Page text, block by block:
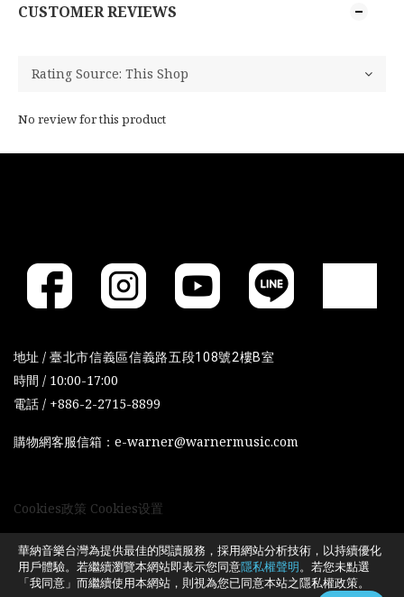
CUSTOMER REVIEWS
No review for this product
地址 / 臺北市信義區信義路五段108號2樓B室
時間 / 10:00-17:00
電話 / +886-2-2715-8899
購物網客服信箱：e-warner@warnermusic.com
Cookies政策 Cookies设置
華納音樂台灣為提供最佳的閱讀服務，採用網站分析技術，以持續優化
用戶體驗。若繼續瀏覽本網站即表示您同意隱私權聲明。若您未點選
「我同意」而繼續使用本網站，則視為您已同意本站之隱私權政策。